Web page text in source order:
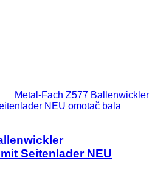
Metal-Fach Z577 Ballenwickler
NEU omotač bala
Seitenlader NEU